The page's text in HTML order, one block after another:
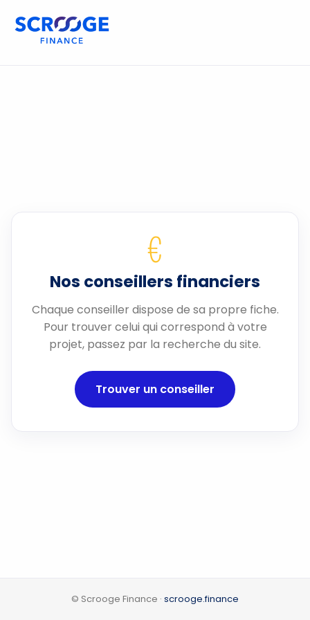
€
Nos conseillers financiers
Chaque conseiller dispose de sa propre fiche.
Pour trouver celui qui correspond à votre
projet, passez par la recherche du site.
Trouver un conseiller
© Scrooge Finance · scrooge.finance